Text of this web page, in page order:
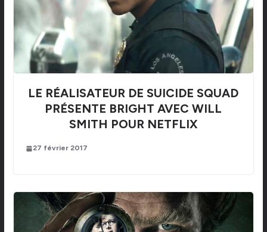
LE RÉALISATEUR DE SUICIDE SQUAD
PRÉSENTE BRIGHT AVEC WILL
SMITH POUR NETFLIX
27 février 2017